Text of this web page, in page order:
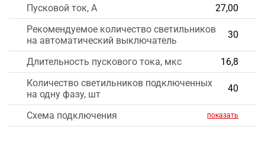
Пусковой ток, А
27,00
Рекомендуемое количество светильников
на автоматический выключатель
30
Длительность пускового тока, мкс
16,8
Количество светильников подключенных
на одну фазу, шт
40
Схема подключения показать